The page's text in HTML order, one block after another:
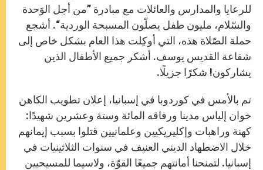
للرعايا والمدارس والعائلات مع مبادرة ”من أجل الوَحدة
والسّلام، مليون طفل يصلّون المسبحة الوردية“. أشجع
حملة الصّلاة هذه، التي أوكِلت هذا العام بشكل خاص إلى
شفاعة القديس يوسف. أشكر جميع الأطفال الذين
يشاركون! شكرًا جزيلًا.
تم بالأمس في كوردوبا في إسبانيا، إعلان تطويب الكاهن
خوان إلياس مدينا ورفاقه المائة وستة وعشرين شهيدًا:
كهنة وراهبات وإكليريكيين وعلمانيين قتلوا بسبب إيمانهم
خلال الاضطهاد الديني العنيف في سنوات الثلاثينيات في
إسبانيا. لتمنحنا أمانتهم جميعًا القوّة، ولاسيما للمسيحيين